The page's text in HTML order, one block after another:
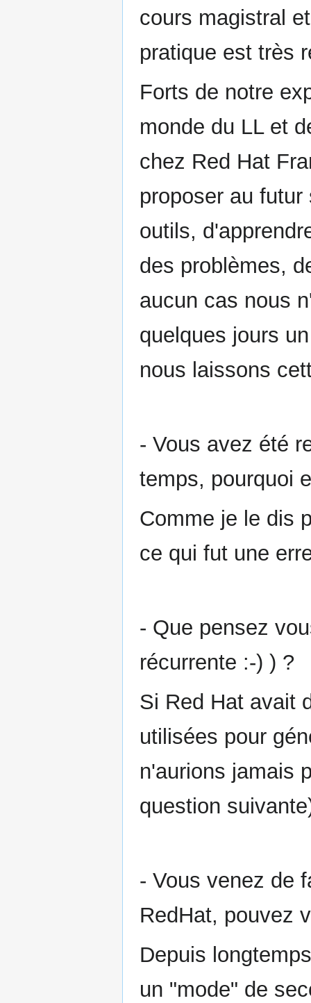
cours magistral
pratique est très
Forts de notre
monde du LL et
chez Red Hat
proposer au
outils,
des problèmes,
aucun cas nous
quelques jours
nous laissons
- Vous avez été
temps, pourquoi
Comme je le dis
ce qui fut une
- Que pensez
récurrente :-) ) ?
Si Red Hat avait
utilisées pour
n'aurions jamais
question
- Vous venez de
RedHat, pouvez
Depuis
un "mode" de